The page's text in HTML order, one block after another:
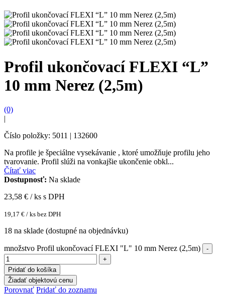
Profil ukončovací FLEXI “L”
10 mm Nerez (2,5m)
(0)
|
Číslo položky: 5011 | 132600
Na profile je špeciálne vysekávanie , ktoré umožňuje profilu jeho
tvarovanie. Profil slúži na vonkajšie ukončenie obkl...
Čítať viac
Dostupnosť: Na sklade
23,58 € / ks s DPH
19,17 € / ks bez DPH
18 na sklade (dostupné na objednávku)
množstvo Profil ukončovací FLEXI "L" 10 mm Nerez (2,5m)
Pridať do košíka
Žiadať objektovú cenu
Porovnať Pridať do zoznamu